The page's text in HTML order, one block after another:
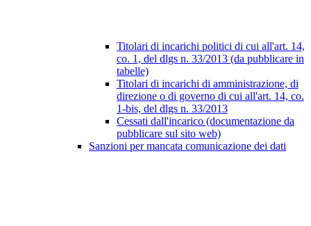
Titolari di incarichi politici di cui all'art. 14,
co. 1, del dlgs n. 33/2013 (da pubblicare in
tabelle)
Titolari di incarichi di amministrazione, di
direzione o di governo di cui all'art. 14, co.
1-bis, del dlgs n. 33/2013
Cessati dall'incarico (documentazione da
pubblicare sul sito web)
Sanzioni per mancata comunicazione dei dati